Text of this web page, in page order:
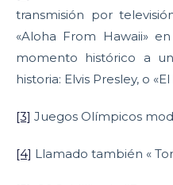
transmisión por
«Aloha From Hawaii»
momento histórico a
historia: Elvis Presley, o «El
[3] Juegos Olímpicos
[4] Llamado también «